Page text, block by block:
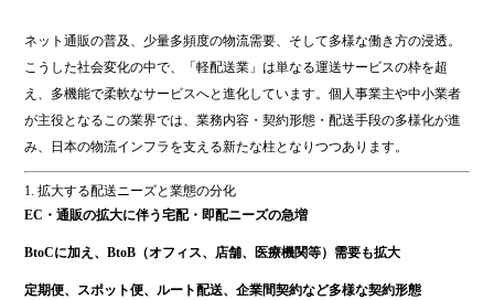
ネット通販の普及、少量多頻度の物流需要、そして多様な働き方の浸透。
こうした社会変化の中で、「軽配送業」は単なる運送サービスの枠を超
え、多機能で柔軟なサービスへと進化しています。個人事業主や中小業者
が主役となるこの業界では、業務内容・契約形態・配送手段の多様化が進
み、日本の物流インフラを支える新たな柱となりつつあります。
1. 拡大する配送ニーズと業態の分化
EC・通販の拡大に伴う宅配・即配ニーズの急増
BtoCに加え、BtoB（オフィス、店舗、医療機関等）需要も拡大
定期便、スポット便、ルート配送、企業間契約など多様な契約形態